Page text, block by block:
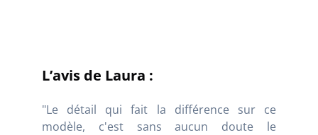
L’avis de Laura :
"Le détail qui fait la différence sur ce
modèle, c'est sans aucun doute le